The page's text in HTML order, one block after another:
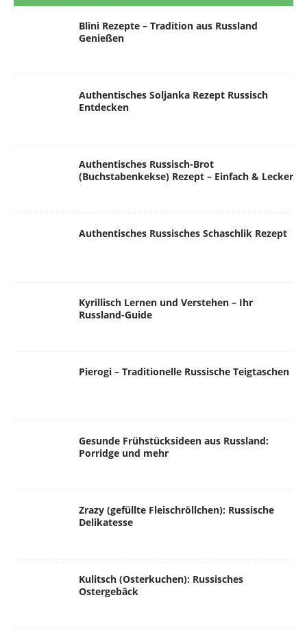
Blini Rezepte – Tradition aus Russland
Genießen
Authentisches Soljanka Rezept Russisch
Entdecken
Authentisches Russisch-Brot
(Buchstabenkekse) Rezept – Einfach & Lecker
Authentisches Russisches Schaschlik Rezept
Kyrillisch Lernen und Verstehen – Ihr
Russland-Guide
Pierogi – Traditionelle Russische Teigtaschen
Gesunde Frühstücksideen aus Russland:
Porridge und mehr
Zrazy (gefüllte Fleischröllchen): Russische
Delikatesse
Kulitsch (Osterkuchen): Russisches
Ostergebäck